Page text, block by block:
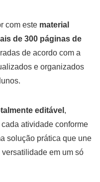
com este material
de 300 páginas de
de acordo com a
e organizados
editável ,
atividade conforme
solução prática que une
em um só